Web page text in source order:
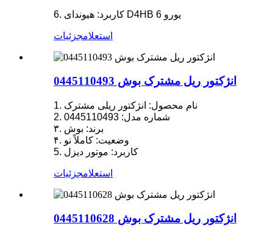
6. کاربرد: هیوندای D4HB یورو 6
استعلامجزئیات
انژکتور ریل مشترک بوش 0445110493
1. نام محصول: انژکتور ریلی مشترک
2. شماره مدل: 0445110493
۳. برند: بوش
۴. وضعیت: کاملاً نو
5. کاربرد: موتور دیزل
استعلامجزئیات
انژکتور ریل مشترک بوش 0445110628